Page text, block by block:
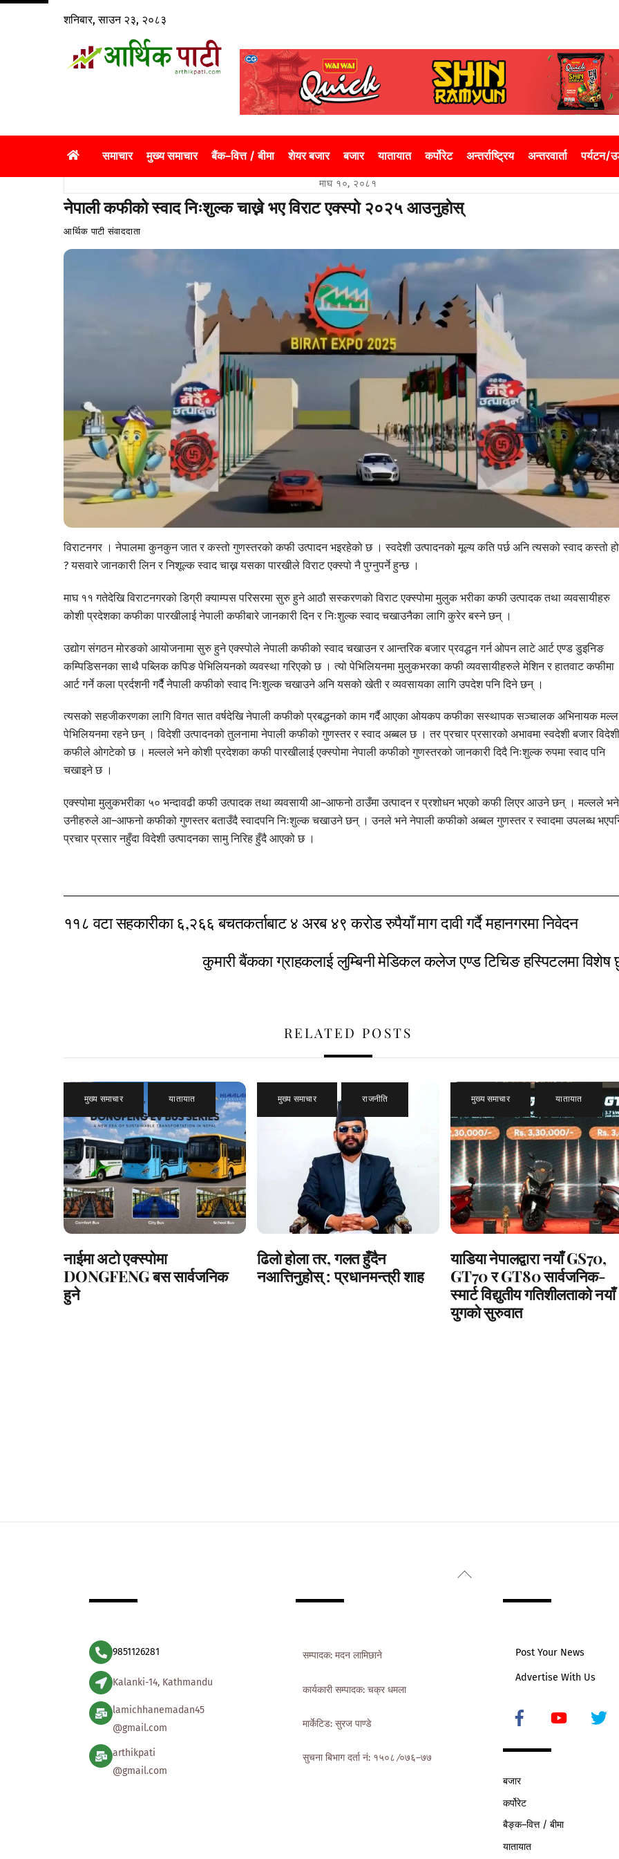
Skip
शनिबार, साउन २३, २०८३
समाचार मुख्य समाचार बैंक–वित्त / बीमा शेयर बजार बजार यातायात कर्पोरेट अन्तर्राष्ट्रिय अन्तरवार्ता पर्यटन/
माघ १०, २०८१
नेपाली कफीको स्वाद निःशुल्क चाख्ने भए विराट एक्स्पो २०२५ आउनुहाेस्
आर्थिक पाटी संवाददाता
विराटनगर । नेपालमा कुनकुन जात र कस्तो गुणस्तरको कफी उत्पादन भइरहेको छ । स्वदेशी उत्पादनको मूल्य कति पर्छ अनि त्यसको स्वाद कस्तो
? यसवारे जानकारी लिन र निशूल्क स्वाद चाख्न यसका पारखीले विराट एक्स्पो नै पुग्नुपर्ने हुन्छ ।
माघ ११ गतेदेखि विराटनगरको डिग्री क्याम्पस परिसरमा सुरु हुने आठौ सस्करणको विराट एक्स्पोमा मुलुक भरीका कफी उत्पादक तथा व्यवसायीहरु
कोशी प्रदेशका कफीका पारखीलाई नेपाली कफीबारे जानकारी दिन र निःशुल्क स्वाद चखाउनैका लागि कुरेर बस्ने छन् ।
उद्योग संगठन मोरङको आयोजनामा सुरु हुने एक्स्पोले नेपाली कफीको स्वाद चखाउन र आन्तरिक बजार प्रवद्धन गर्न ओपन लाटे आर्ट एण्ड डुइनिङ
कम्पिडिसनका साथै पब्लिक कपिङ पेभिलियनको व्यवस्था गरिएकाे छ । त्यो पेभिलियनमा मुलुकभरका कफी व्यवसायीहरुले मेशिन र हातवाट कफीमा
आर्ट गर्ने कला प्रर्दशनी गर्दैै नेपाली कफीको स्वाद निःशुल्क चखाउने अनि यसको खेती र व्यवसायका लागि उपदेश पनि दिने छन् ।
त्यसको सहजीकरणका लागि विगत सात वर्षदेखि नेपाली कफीको प्रबद्धनको काम गर्दै आएका ओयकप कफीका सस्थापक सञ्चालक अभिनायक मल्ल
पेभिलियनमा रहने छन् । विदेशी उत्पादनको तुलनामा नेपाली कफीको गुणस्तर र स्वाद अब्बल छ । तर प्रचार प्रसारको अभावमा स्वदेशी बजार विदेशी
कफीले ओगटेको छ । मल्लले भने कोशी प्रदेशका कफी पारखीलाई एक्स्पोमा नेपाली कफीको गुणस्तरको जानकारी दिदै निःशुल्क रुपमा स्वाद पनि
चखाइने छ ।
एक्स्पोमा मुलुकभरीका ५० भन्दावढी कफी उत्पादक तथा व्यवसायी आ–आफनो ठाउँमा उत्पादन र प्रशोधन भएको कफी लिएर आउने छन् । मल्लले भने
उनीहरुले आ–आफनो कफीको गुणस्तर बताउँदै स्वादपनि निःशुल्क चखाउने छन् । उनले भने नेपाली कफीको अब्बल गुणस्तर र स्वादमा उपलब्ध
प्रचार प्रसार नहुँदा विदेशी उत्पादनका सामु निरिह हुँदै आएको छ ।
११८ वटा सहकारीका ६,२६६ बचतकर्ताबाट ४ अरब ४९ करोड रुपैयाँ माग दावी गर्दै महानगरमा निवेदन
कुमारी बैंकका ग्राहकलाई लुम्बिनी मेडिकल कलेज एण्ड टिचिङ हस्पिटलमा विशेष
RELATED POSTS
मुख्य समाचार , यातायात
नाईमा अटो एक्स्पोमा
DONGFENG बस सार्वजनिक
हुने
मुख्य समाचार , राजनीति
ढिलो होला तर, गलत हुँदैन
नआत्तिनुहोस् : प्रधानमन्त्री शाह
मुख्य समाचार , यातायात
याडिया नेपालद्वारा नयाँ GS70,
GT70 र GT80 सार्वजनिक-
स्मार्ट विद्युतीय गतिशीलताको नयाँ
युगको सुरुवात
Back
9851126281
Kalanki-14, Kathmandu
lamichhanemadan45
@gmail.com
arthikpati
@gmail.com
सम्पादक: मदन लामिछाने
कार्यकारी सम्पादक: चक्र धमला
मार्केटिड: सुरज पाण्डे
सुचना बिभाग दर्ता नं: १५०८ ∕०७६–७७
Post Your News
Advertise With Us
Icon
बजार
कर्पोरेट
बैङ्क–वित्त / बीमा
यातायात